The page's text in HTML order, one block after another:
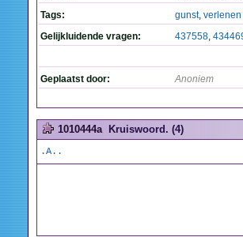
Tags:
gunst, verlenen
Gelijkluidende vragen:
437558,
Geplaatst door: Anoniem
1010444a Kruiswoord. (4)
.A..